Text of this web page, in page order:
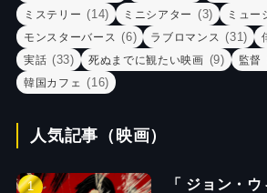
ミステリー (14) ミニシアター (3) ミュー
モンスターバース (6) ラブロマンス (31)
実話 (33) 死ぬまでに観たい映画 (9) 監督
韓国カフェ (16)
人気記事（映画）
「 ジョン・